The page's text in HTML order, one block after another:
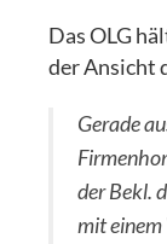
Das OLG
der Ansicht
Gerade
der Bekl.
mit